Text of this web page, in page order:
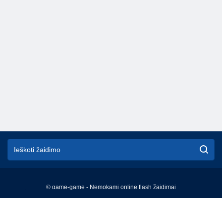
© game-game - Nemokami online flash žaidimai